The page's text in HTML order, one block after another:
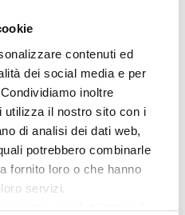
contenuti ed
dei social media e per
inoltre
utilizza il nostro sito con i
di analisi dei dati web,
potrebbero combinarle
fornito loro o che hanno
servizi.
continua ad utilizzare il
alla ricerca
al ...
uno
per trasformare la
e migliorar [...]